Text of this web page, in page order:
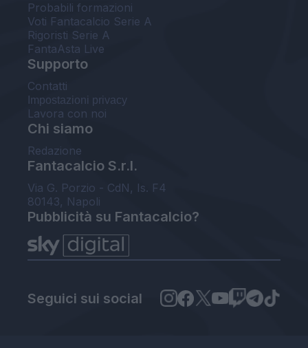
Probabili formazioni
Voti Fantacalcio Serie A
Rigoristi Serie A
FantaAsta Live
Supporto
Contatti
Impostazioni privacy
Lavora con noi
Chi siamo
Redazione
Fantacalcio S.r.l.
Via G. Porzio - CdN, Is. F4
80143, Napoli
Pubblicità su Fantacalcio?
Seguici sui social